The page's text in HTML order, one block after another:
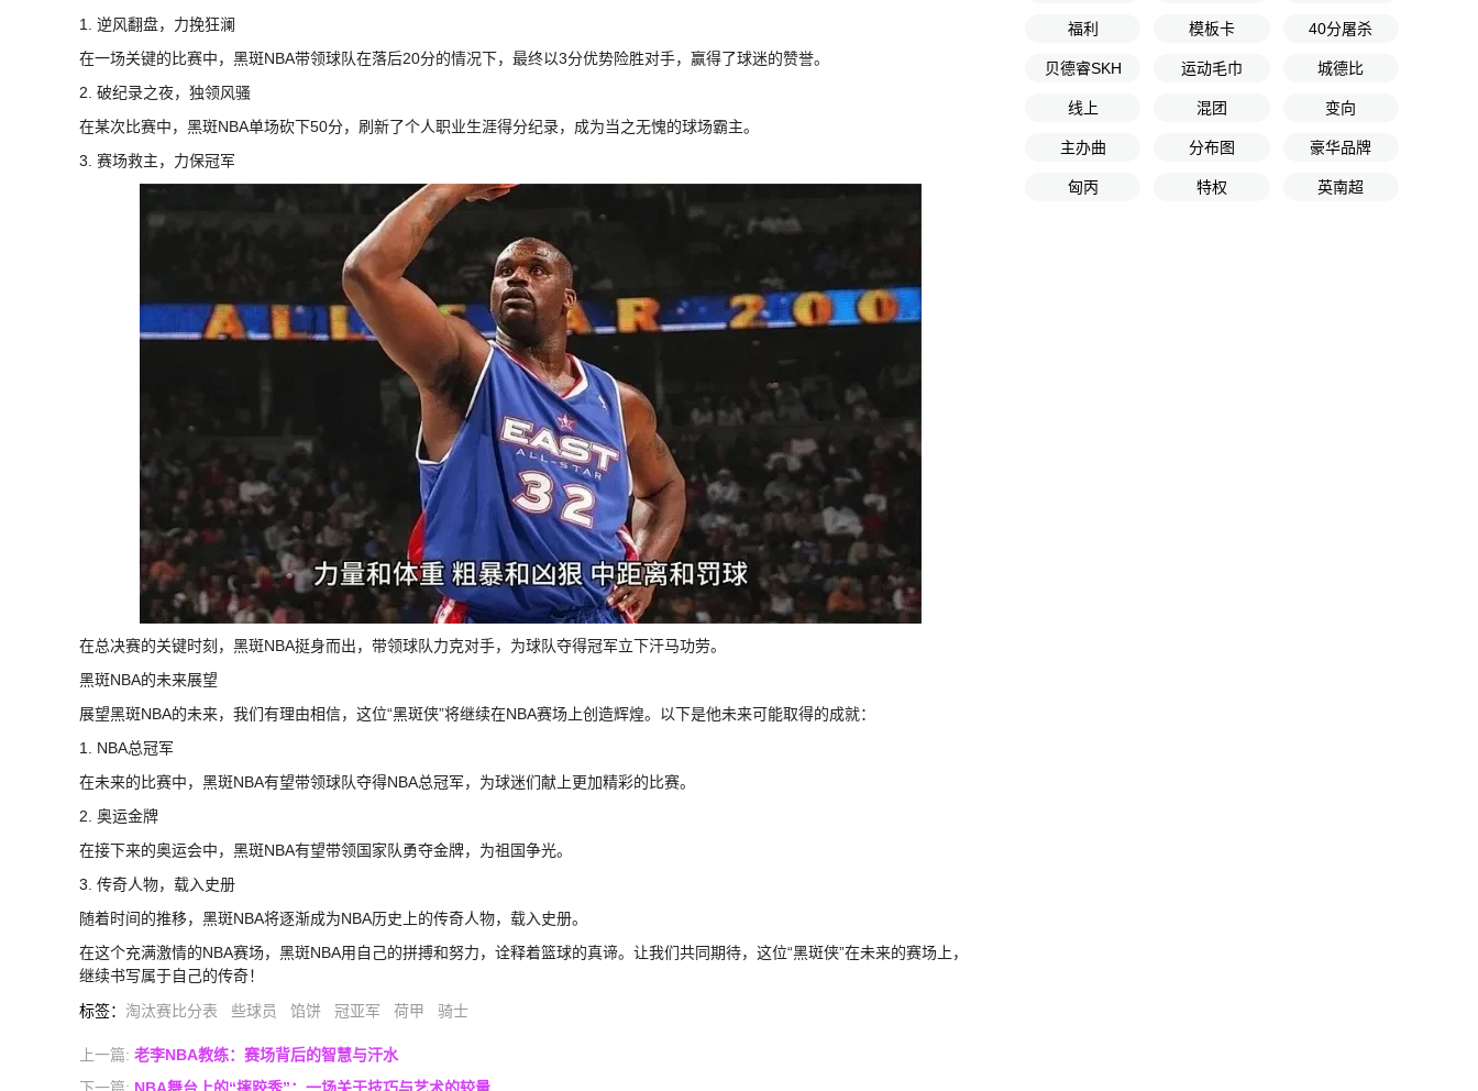
1. 逆风翻盘，力挽狂澜
在一场关键的比赛中，黑斑NBA带领球队在落后20分的情况下，最终以3分优势险胜对手，赢得了球迷的赞誉。
2. 破纪录之夜，独领风骚
在某次比赛中，黑斑NBA单场砍下50分，刷新了个人职业生涯得分纪录，成为当之无愧的球场霸主。
3. 赛场救主，力保冠军
在总决赛的关键时刻，黑斑NBA挺身而出，带领球队力克对手，为球队夺得冠军立下汗马功劳。
黑斑NBA的未来展望
展望黑斑NBA的未来，我们有理由相信，这位“黑斑侠”将继续在NBA赛场上创造辉煌。以下是他未来可能取得的成就：
1. NBA总冠军
在未来的比赛中，黑斑NBA有望带领球队夺得NBA总冠军，为球迷们献上更加精彩的比赛。
2. 奥运金牌
在接下来的奥运会中，黑斑NBA有望带领国家队勇夺金牌，为祖国争光。
3. 传奇人物，载入史册
随着时间的推移，黑斑NBA将逐渐成为NBA历史上的传奇人物，载入史册。
在这个充满激情的NBA赛场，黑斑NBA用自己的拼搏和努力，诠释着篮球的真谛。让我们共同期待，这位“黑斑侠”在未来的赛场上，
继续书写属于自己的传奇！
标签： 淘汰赛比分表 些球员 馅饼 冠亚军 荷甲 骑士
上一篇: 老李NBA教练：赛场背后的智慧与汗水
下一篇: NBA舞台上的“摔跤秀”：一场关于技巧与艺术的较量
福利 模板卡 40分屠杀
贝德睿SKH 运动毛巾 城德比
线上 混团 变向
主办曲 分布图 豪华品牌
匈丙 特权 英南超